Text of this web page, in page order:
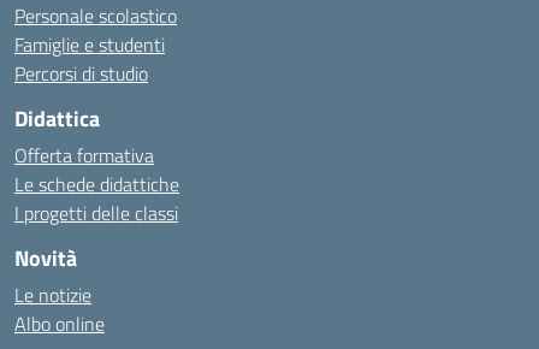
Personale scolastico
Famiglie e studenti
Percorsi di studio
Didattica
Offerta formativa
Le schede didattiche
I progetti delle classi
Novità
Le notizie
Albo online